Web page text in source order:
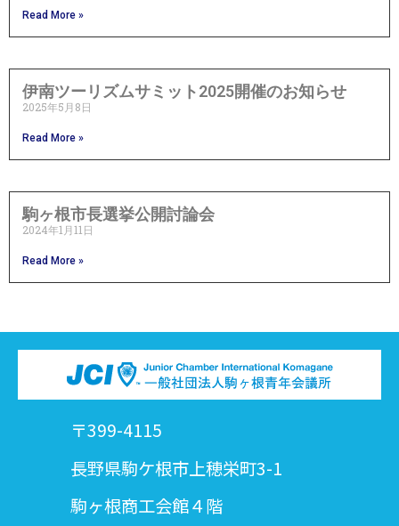
Read More »
伊南ツーリズムサミット2025開催のお知らせ
2025年5月8日
Read More »
駒ヶ根市長選挙公開討論会
2024年1月11日
Read More »
〒399-4115
長野県駒ケ根市上穂栄町3-1
駒ヶ根商工会館４階